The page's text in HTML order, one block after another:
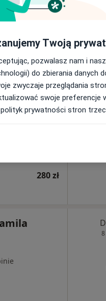
280 zł
8
Twoją
pozwalasz nam i
do zbierania danych
zwyczaje przeglądania
swoje preferencje
prywatności stron